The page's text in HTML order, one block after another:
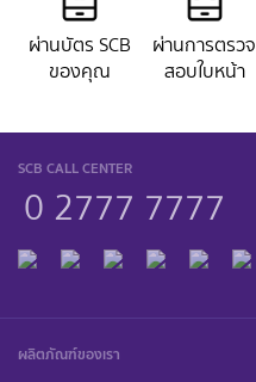
ผ่านบัตร SCB
ของคุณ
ผ่านการตรวจ
สอบใบหน้า
SCB CALL CENTER
0 2777 7777
ผลิตภัณฑ์ของเรา